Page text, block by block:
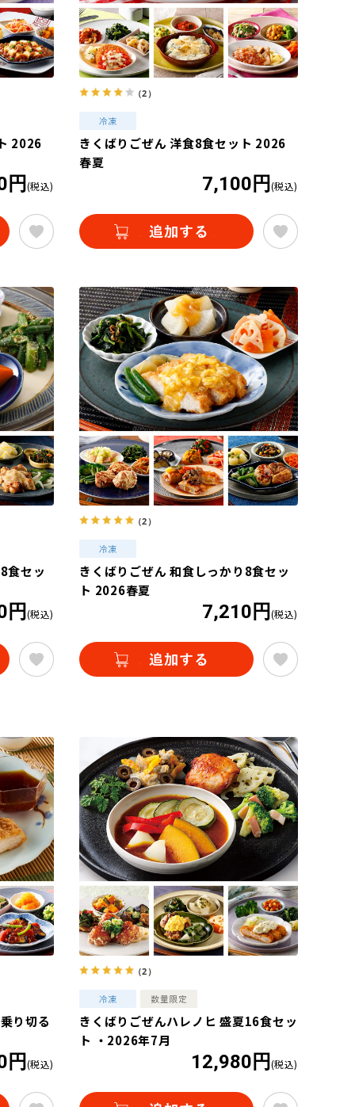
2026
円 (税込)
（2）
きくばりごぜん 洋食8食セット 2026
春夏
7,100円 (税込)
食セッ
円 (税込)
（2）
きくばりごぜん 和食しっかり8食セッ
ト 2026春夏
7,210円 (税込)
り切る
円 (税込)
（2）
きくばりごぜんハレノヒ 盛夏16食セッ
ト ・2026年7月
12,980円 (税込)